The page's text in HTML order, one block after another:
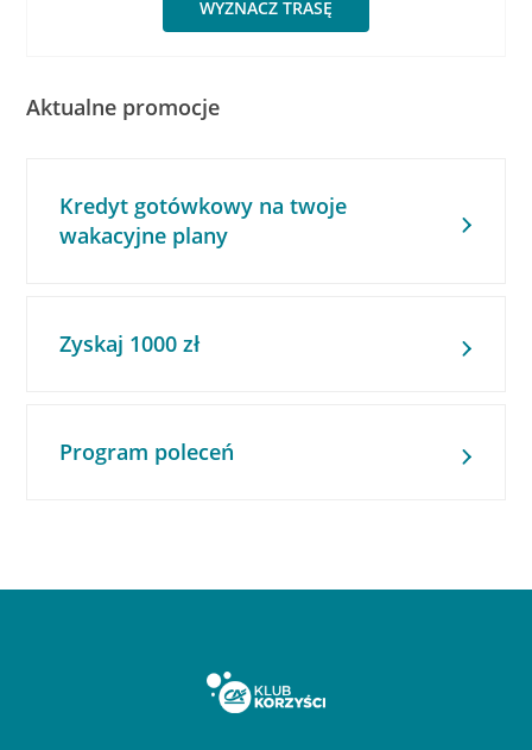
WYZNACZ TRASĘ
Aktualne promocje
Kredyt gotówkowy na twoje
wakacyjne plany
Zyskaj 1000 zł
Program poleceń